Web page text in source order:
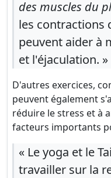
des muscles du
les contractions
peuvent aider à
et l'éjaculation. »
D'autres exercices,
peuvent également
réduire le stress et à
facteurs importants
« Le yoga et le
travailler sur la